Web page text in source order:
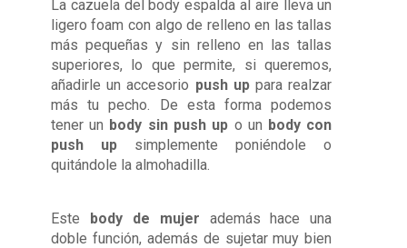
La cazuela del body espalda al aire lleva un
ligero foam con algo de relleno en las tallas
más pequeñas y sin relleno en las tallas
superiores, lo que permite, si queremos,
añadirle un accesorio push uppara realzar
más tu pecho. De esta forma podemos
tener un body sin push up o un body con
push up simplemente poniéndole o
quitándole la almohadilla.
Este body de mujer además hace una
doble función, además de sujetar muy bien